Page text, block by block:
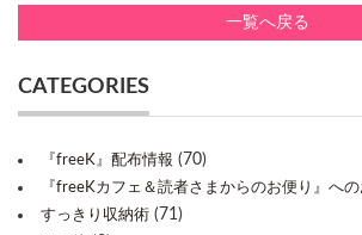
一覧へ戻る
CATEGORIES
『freeK』配布情報 (70)
『freeKカフェ＆読者さまからのお便り』へ
すっきり収納術 (71)